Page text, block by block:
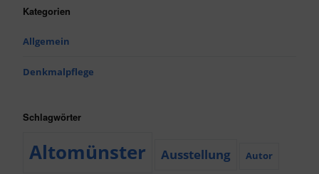
Kategorien
Allgemein
Denkmalpflege
Schlagwörter
Altomünster Ausstellung Autor